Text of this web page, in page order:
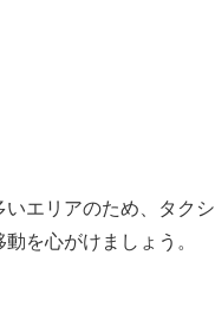
エリアのため、タクシ
を心がけましょう。